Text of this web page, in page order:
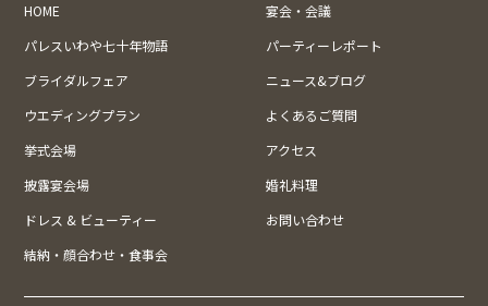
HOME
宴会・会議
パレスいわや七十年物語
パーティーレポート
ブライダルフェア
ニュース&ブログ
ウエディングプラン
よくあるご質問
挙式会場
アクセス
披露宴会場
婚礼料理
ドレス & ビューティー
お問い合わせ
結納・顔合わせ・食事会